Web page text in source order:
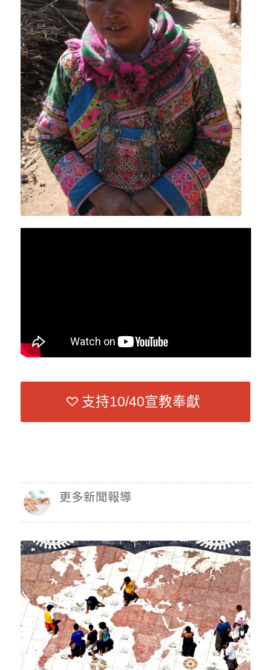
支持10/40宣教奉獻
更多新聞報導